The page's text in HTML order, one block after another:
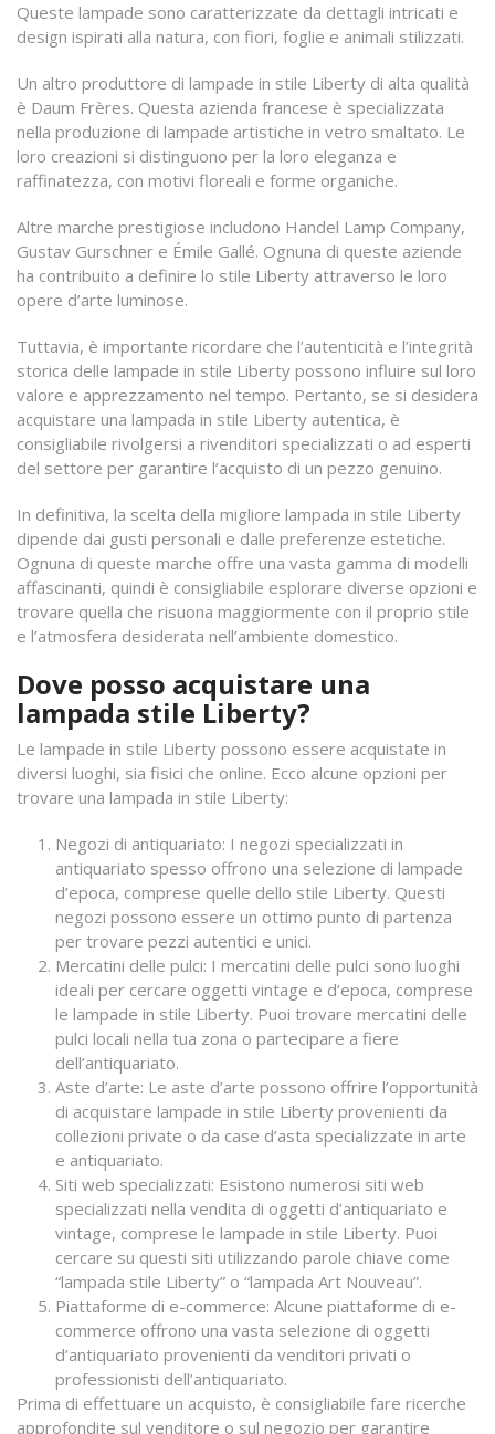
Queste lampade sono caratterizzate da dettagli intricati e
design ispirati alla natura, con fiori, foglie e animali stilizzati.
Un altro produttore di lampade in stile Liberty di alta qualità
è Daum Frères. Questa azienda francese è specializzata
nella produzione di lampade artistiche in vetro smaltato. Le
loro creazioni si distinguono per la loro eleganza e
raffinatezza, con motivi floreali e forme organiche.
Altre marche prestigiose includono Handel Lamp Company,
Gustav Gurschner e Émile Gallé. Ognuna di queste aziende
ha contribuito a definire lo stile Liberty attraverso le loro
opere d’arte luminose.
Tuttavia, è importante ricordare che l’autenticità e l’integrità
storica delle lampade in stile Liberty possono influire sul loro
valore e apprezzamento nel tempo. Pertanto, se si desidera
acquistare una lampada in stile Liberty autentica, è
consigliabile rivolgersi a rivenditori specializzati o ad esperti
del settore per garantire l’acquisto di un pezzo genuino.
In definitiva, la scelta della migliore lampada in stile Liberty
dipende dai gusti personali e dalle preferenze estetiche.
Ognuna di queste marche offre una vasta gamma di modelli
affascinanti, quindi è consigliabile esplorare diverse opzioni e
trovare quella che risuona maggiormente con il proprio stile
e l’atmosfera desiderata nell’ambiente domestico.
Dove posso acquistare una
lampada stile Liberty?
Le lampade in stile Liberty possono essere acquistate in
diversi luoghi, sia fisici che online. Ecco alcune opzioni per
trovare una lampada in stile Liberty:
Negozi di antiquariato: I negozi specializzati in
antiquariato spesso offrono una selezione di lampade
d’epoca, comprese quelle dello stile Liberty. Questi
negozi possono essere un ottimo punto di partenza
per trovare pezzi autentici e unici.
Mercatini delle pulci: I mercatini delle pulci sono luoghi
ideali per cercare oggetti vintage e d’epoca, comprese
le lampade in stile Liberty. Puoi trovare mercatini delle
pulci locali nella tua zona o partecipare a fiere
dell’antiquariato.
Aste d’arte: Le aste d’arte possono offrire l’opportunità
di acquistare lampade in stile Liberty provenienti da
collezioni private o da case d’asta specializzate in arte
e antiquariato.
Siti web specializzati: Esistono numerosi siti web
specializzati nella vendita di oggetti d’antiquariato e
vintage, comprese le lampade in stile Liberty. Puoi
cercare su questi siti utilizzando parole chiave come
“lampada stile Liberty” o “lampada Art Nouveau”.
Piattaforme di e-commerce: Alcune piattaforme di e-
commerce offrono una vasta selezione di oggetti
d’antiquariato provenienti da venditori privati o
professionisti dell’antiquariato.
Prima di effettuare un acquisto, è consigliabile fare ricerche
approfondite sul venditore o sul negozio per garantire